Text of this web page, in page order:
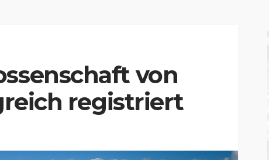
von
registriert